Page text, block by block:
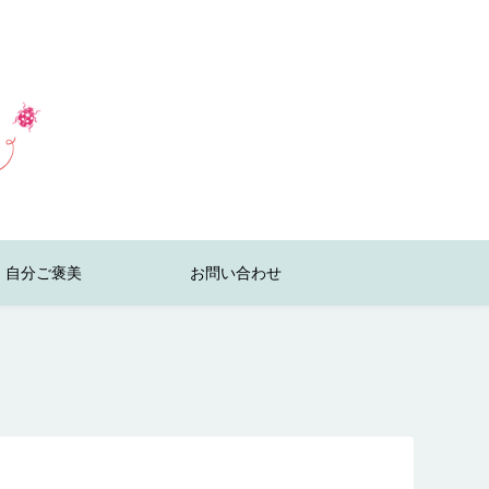
自分ご褒美 お問い合わせ